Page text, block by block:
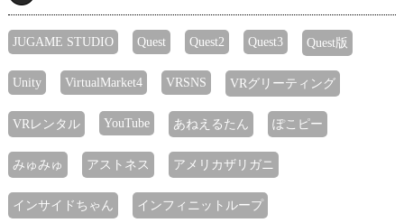
JUGAME STUDIO Quest Quest2 Quest3 Quest版
Unity VirtualMarket4 VRSNS VRグリーティング
VRレンタル YouTube あねえるたん ぽこピー
みゅみゅ アストネス アメリカザリガニ
インサイドちゃん インフィニットループ